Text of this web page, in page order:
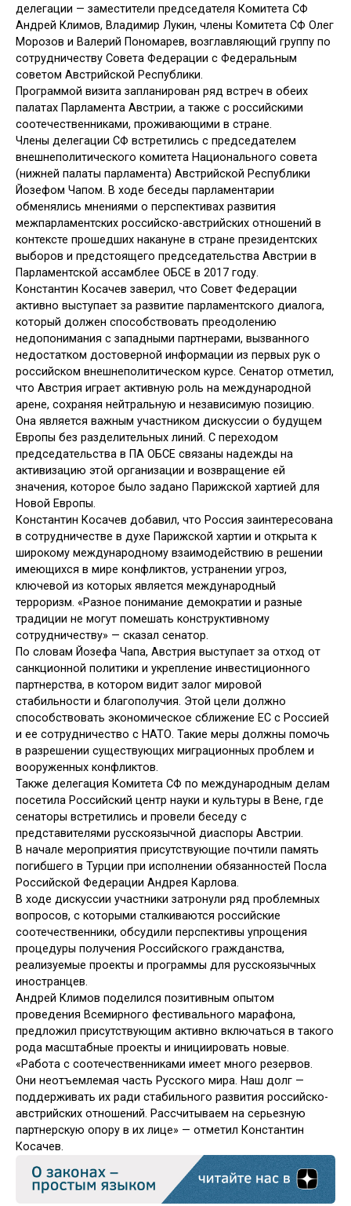
делегации — заместители председателя Комитета СФ
Андрей Климов, Владимир Лукин, члены Комитета СФ Олег
Морозов и Валерий Пономарев, возглавляющий группу по
сотрудничеству Совета Федерации с Федеральным
советом Австрийской Республики.
Программой визита запланирован ряд встреч в обеих
палатах Парламента Австрии, а также с российскими
соотечественниками, проживающими в стране.
Члены делегации СФ встретились с председателем
внешнеполитического комитета Национального совета
(нижней палаты парламента) Австрийской Республики
Йозефом Чапом. В ходе беседы парламентарии
обменялись мнениями о перспективах развития
межпарламентских российско-австрийских отношений в
контексте прошедших накануне в стране президентских
выборов и предстоящего председательства Австрии в
Парламентской ассамблее ОБСЕ в 2017 году.
Константин Косачев заверил, что Совет Федерации
активно выступает за развитие парламентского диалога,
который должен способствовать преодолению
недопонимания с западными партнерами, вызванного
недостатком достоверной информации из первых рук о
российском внешнеполитическом курсе. Сенатор отметил,
что Австрия играет активную роль на международной
арене, сохраняя нейтральную и независимую позицию.
Она является важным участником дискуссии о будущем
Европы без разделительных линий. С переходом
председательства в ПА ОБСЕ связаны надежды на
активизацию этой организации и возвращение ей
значения, которое было задано Парижской хартией для
Новой Европы.
Константин Косачев добавил, что Россия заинтересована
в сотрудничестве в духе Парижской хартии и открыта к
широкому международному взаимодействию в решении
имеющихся в мире конфликтов, устранении угроз,
ключевой из которых является международный
терроризм. «Разное понимание демократии и разные
традиции не могут помешать конструктивному
сотрудничеству» — сказал сенатор.
По словам Йозефа Чапа, Австрия выступает за отход от
санкционной политики и укрепление инвестиционного
партнерства, в котором видит залог мировой
стабильности и благополучия. Этой цели должно
способствовать экономическое сближение ЕС с Россией
и ее сотрудничество с НАТО. Такие меры должны помочь
в разрешении существующих миграционных проблем и
вооруженных конфликтов.
Также делегация Комитета СФ по международным делам
посетила Российский центр науки и культуры в Вене, где
сенаторы встретились и провели беседу с
представителями русскоязычной диаспоры Австрии.
В начале мероприятия присутствующие почтили память
погибшего в Турции при исполнении обязанностей Посла
Российской Федерации Андрея Карлова.
В ходе дискуссии участники затронули ряд проблемных
вопросов, с которыми сталкиваются российские
соотечественники, обсудили перспективы упрощения
процедуры получения Российского гражданства,
реализуемые проекты и программы для русскоязычных
иностранцев.
Андрей Климов поделился позитивным опытом
проведения Всемирного фестивального марафона,
предложил присутствующим активно включаться в такого
рода масштабные проекты и инициировать новые.
«Работа с соотечественниками имеет много резервов.
Они неотъемлемая часть Русского мира. Наш долг —
поддерживать их ради стабильного развития российско-
австрийских отношений. Рассчитываем на серьезную
партнерскую опору в их лице» — отметил Константин
Косачев.